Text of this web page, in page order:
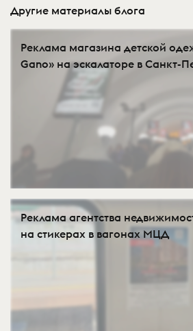
Другие материалы блога
Реклама магазина детской
Gano» на эскалаторе в Санкт-
Реклама агентства
на стикерах в вагонах МЦД